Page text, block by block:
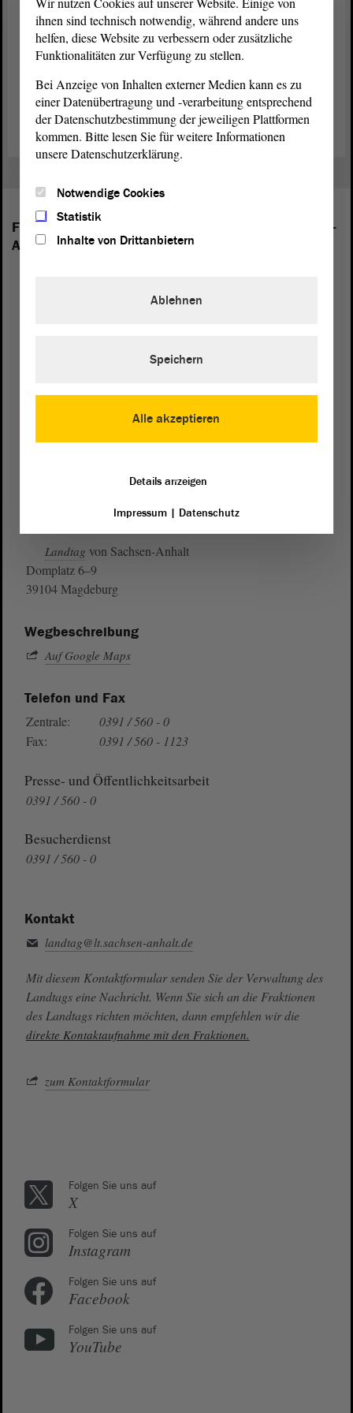
Zurück zur Landtagssitzung
Folgende Fraktionen sind im Landtag von Sachsen-
Anhalt vertreten:
Landtag von Sachsen-Anhalt
Domplatz 6–9
39104 Magdeburg
Wegbeschreibung
Auf Google Maps
Telefon und Fax
Zentrale:
0391 / 560 - 0
Fax:
0391 / 560 - 1123
Presse- und Öffentlichkeitsarbeit
0391 / 560 - 0
Besucherdienst
0391 / 560 - 0
Kontakt
landtag@lt.sachsen-anhalt.de
Mit diesem Kontaktformular senden Sie der Verwaltung des
Landtags eine Nachricht. Wenn Sie sich an die Fraktionen
des Landtags richten möchten, dann empfehlen wir die
direkte Kontaktaufnahme mit den Fraktionen.
zum Kontaktformular
Folgen Sie uns auf
X
Folgen Sie uns auf
Instagram
Folgen Sie uns auf
Facebook
Folgen Sie uns auf
YouTube
ihnen sind technisch notwendig, während andere uns
helfen, diese Website zu verbessern oder zusätzliche
Funktionalitäten zur Verfügung zu stellen.
Bei Anzeige von Inhalten externer Medien kann es zu
einer Datenübertragung und -verarbeitung entsprechend
der Datenschutzbestimmung der jeweiligen Plattformen
kommen. Bitte lesen Sie für weitere Informationen
unsere Datenschutzerklärung.
Notwendige Cookies
Statistik
Inhalte von Drittanbietern
Alle akzeptieren
Ablehnen
Speichern
Details anzeigen
Impressum| Datenschutz